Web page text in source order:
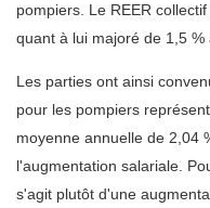
pompiers. Le REER
quant à lui majoré de 1,5 %
Les parties ont ainsi
pour les pompiers
moyenne annuelle de 2,04
l'augmentation salariale.
s'agit plutôt d'une